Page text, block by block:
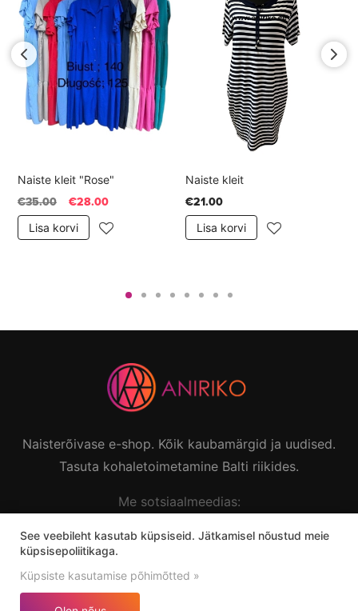
Naiste kleit "Rose"
€35.00
€28.00
Lisa korvi
Naiste kleit
€21.00
Lisa korvi
Naisterõivase e-shop. Kõik kaubamärgid ja uudised.
Tasuta kohaletoimetamine Balti riikides.
Me sotsiaalmeedias:
Aniriko © 2026 Kõik õigused kaitstud.
See veebileht kasutab küpsiseid. Jätkamisel nõustud meie
küpsisepoliitikaga.
Küpsiste kasutamise põhimõtted »